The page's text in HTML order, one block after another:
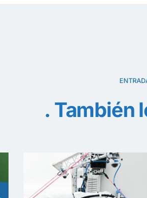
También